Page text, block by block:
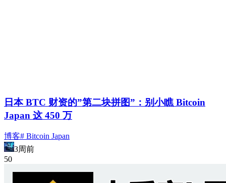
日本 BTC 财资的”第二块拼图”：别小瞧 Bitcoin
Japan 这 450 万
博客# Bitcoin Japan
3周前
50